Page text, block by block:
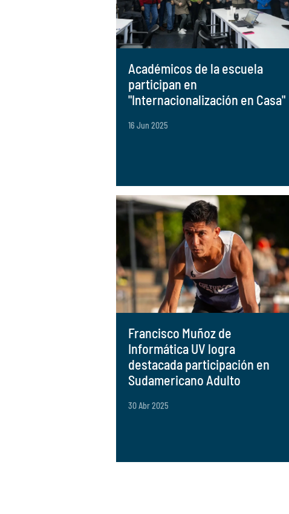
Académicos de la escuela
participan en
"Internacionalización en Casa"
16 Jun 2025
Francisco Muñoz de
Informática UV logra
destacada participación en
Sudamericano Adulto
30 Abr 2025